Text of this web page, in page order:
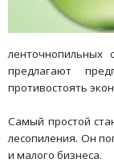
ленточнопильных
предлагают
противостоять
Самый простой
лесопиления. Он
и малого бизнеса.